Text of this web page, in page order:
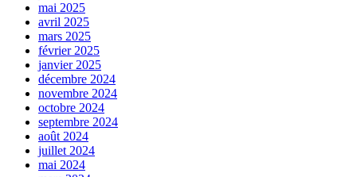
mai 2025
avril 2025
mars 2025
février 2025
janvier 2025
décembre 2024
novembre 2024
octobre 2024
septembre 2024
août 2024
juillet 2024
mai 2024